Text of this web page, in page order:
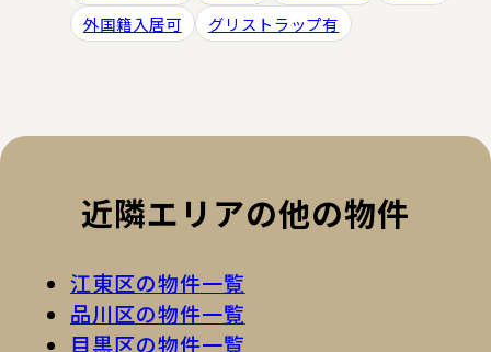
外国籍入居可
グリストラップ有
近隣エリアの他の物件
江東区の物件一覧
品川区の物件一覧
目黒区の物件一覧